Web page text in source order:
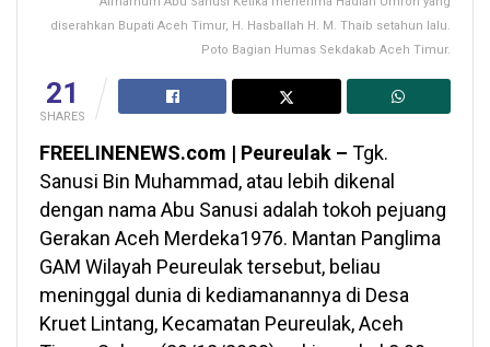
diserahkan Bupati Aceh Timur, H. Hasballah H. M. Thaib setahun lalu.
Poto Bagian Humas Sekdakab Aceh Timur.
21
SHARES
FREELINENEWS.com | Peureulak – Tgk.
Sanusi Bin Muhammad, atau lebih dikenal
dengan nama Abu Sanusi adalah tokoh pejuang
Gerakan Aceh Merdeka1976. Mantan Panglima
GAM Wilayah Peureulak tersebut, beliau
meninggal dunia di kediamanannya di Desa
Kruet Lintang, Kecamatan Peureulak, Aceh